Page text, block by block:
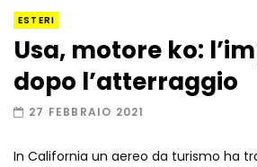
Amiocuggino fa
ESTERI
Usa, motore ko:
dopo l’atterraggio
27 FEBBRAIO 2021
In California un aereo da turismo ha